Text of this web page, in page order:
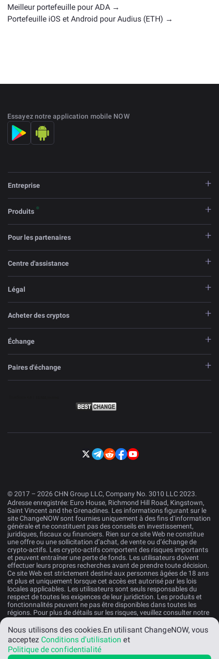
Meilleur portefeuille pour ADA →
Portefeuille iOS et Android pour Audius (ETH) →
Essayez notre application mobile NOW
Entreprise
Produits
Pour les partenaires
Centre d'assistance
Légal
Acheter des cryptos
Échange
Paires d'échange
© 2017 – 2026 CHN Group LLC, Company No. 3010 LLC 2023.
Adresse enregistrée: Euro House, Richmond Hill Road, Kingstown,
Saint Vincent and the Grenadines. Les informations figurant sur le
site ChangeNOW sont fournies uniquement à des fins d’information
générale et ne constituent pas des conseils en investissement,
juridiques, fiscaux ou financiers. Rien sur ce site Web ne constitue
une offre ou une sollicitation d’achat, de vente ou d’échange de
crypto-actifs. Les crypto-actifs comportent des risques importants
et peuvent entraîner une perte de fonds. Les utilisateurs doivent
effectuer leurs propres recherches avant de prendre toute décision.
Ce site Web est strictement destiné aux personnes âgées de 18 ans
et plus et uniquement lorsque cet accès est autorisé par les lois
locales applicables. Les utilisateurs sont seuls responsables du
respect de toutes les exigences de leur juridiction. Les produits et
fonctionnalités peuvent ne pas être disponibles dans toutes les
régions. Pour plus de détails sur les risques, veuillez consulter notre
Français
Nous utilisons des cookies.En utilisant ChangeNOW, vous
acceptez Conditions d'utilisation et
Politique de confidentialité